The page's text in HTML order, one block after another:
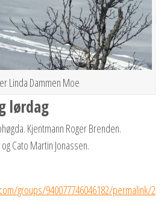
Linda Dammen Moe
lørdag
Kjentmann Roger Brenden.
Cato Martin Jonassen.
groups/940077746046182/permalink/2